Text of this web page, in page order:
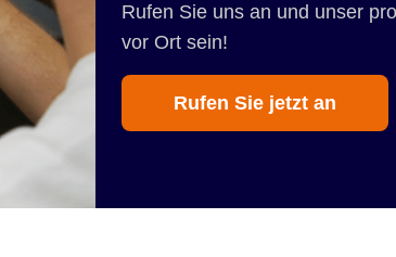
Rufen Sie uns an und unser
vor Ort sein!
Rufen Sie jetzt an